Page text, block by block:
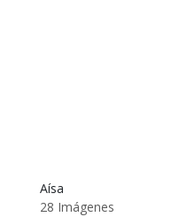
Aísa
28 Imágenes